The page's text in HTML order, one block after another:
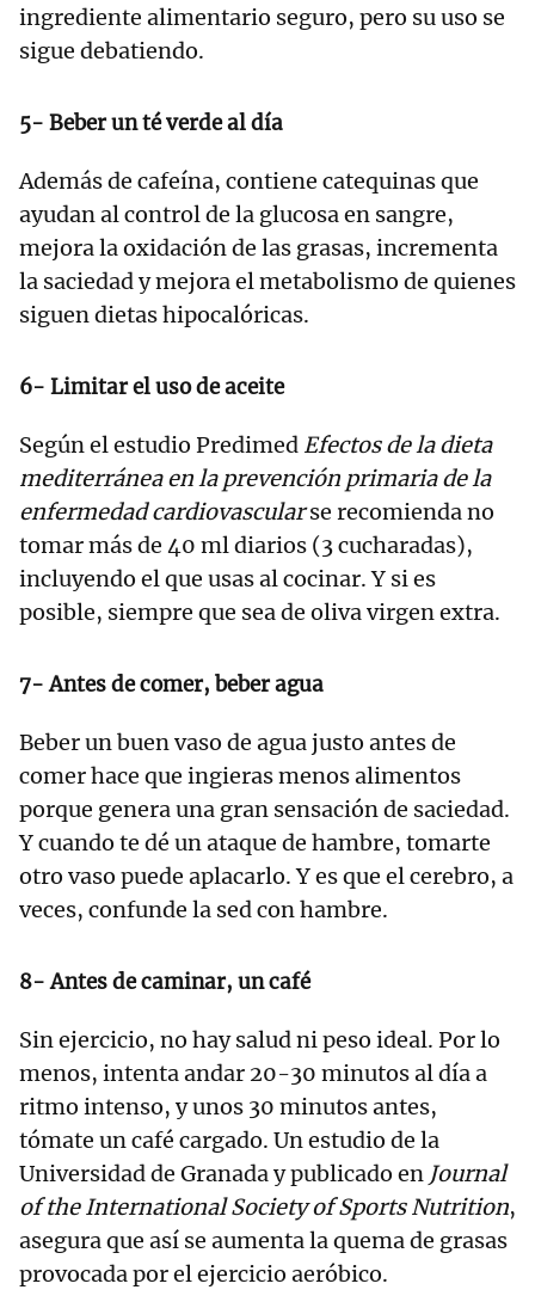
ingrediente alimentario seguro, pero su uso se
sigue debatiendo.
5- Beber un té verde al día
Además de cafeína, contiene catequinas que
ayudan al control de la glucosa en sangre,
mejora la oxidación de las grasas, incrementa
la saciedad y mejora el metabolismo de quienes
siguen dietas hipocalóricas.
6- Limitar el uso de aceite
Según el estudio Predimed Efectos de la dieta
mediterránea en la prevención primaria de la
enfermedad cardiovascularse recomienda no
tomar más de 40 ml diarios (3 cucharadas),
incluyendo el que usas al cocinar. Y si es
posible, siempre que sea de oliva virgen extra.
7- Antes de comer, beber agua
Beber un buen vaso de agua justo antes de
comer hace que ingieras menos alimentos
porque genera una gran sensación de saciedad.
Y cuando te dé un ataque de hambre, tomarte
otro vaso puede aplacarlo. Y es que el cerebro, a
veces, confunde la sed con hambre.
8- Antes de caminar, un café
Sin ejercicio, no hay salud ni peso ideal. Por lo
menos, intenta andar 20-30 minutos al día a
ritmo intenso, y unos 30 minutos antes,
tómate un café cargado. Un estudio de la
Universidad de Granada y publicado en Journal
of the International Society of Sports Nutrition,
asegura que así se aumenta la quema de grasas
provocada por el ejercicio aeróbico.